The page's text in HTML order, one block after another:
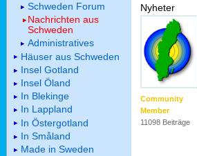
Nyheter
Community
Member
11098 Beiträge
Schweden Forum
Nachrichten aus
Schweden
Administratives
Häuser aus Schweden
Insel Gotland
Insel Öland
In Blekinge
In Lappland
In Östergotland
In Småland
Made in Sweden